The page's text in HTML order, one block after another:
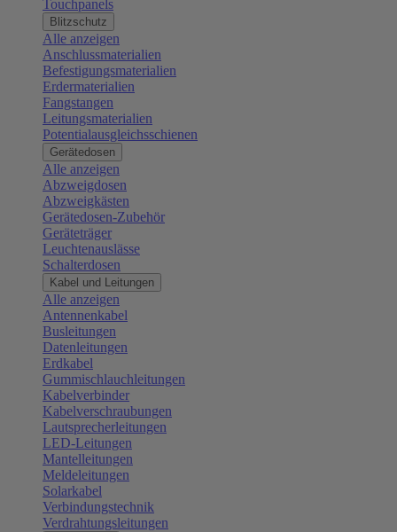
Touchpanels
Blitzschutz
Alle anzeigen
Anschlussmaterialien
Befestigungsmaterialien
Erdermaterialien
Fangstangen
Leitungsmaterialien
Potentialausgleichsschienen
Gerätedosen
Alle anzeigen
Abzweigdosen
Abzweigkästen
Gerätedosen-Zubehör
Geräteträger
Leuchtenauslässe
Schalterdosen
Kabel und Leitungen
Alle anzeigen
Antennenkabel
Busleitungen
Datenleitungen
Erdkabel
Gummischlauchleitungen
Kabelverbinder
Kabelverschraubungen
Lautsprecherleitungen
LED-Leitungen
Mantelleitungen
Meldeleitungen
Solarkabel
Verbindungstechnik
Verdrahtungsleitungen